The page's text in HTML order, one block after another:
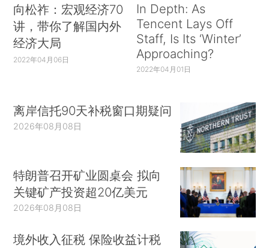
向松祚：宏观经济70
讲，带你了解国内外
经济大局
2022年04月06日
In Depth: As
Tencent Lays Off
Staff, Is Its ‘Winter’
Approaching?
2022年04月01日
离岸信托90天补税窗口期疑问
2026年08月08日
特朗普召开矿业圆桌会 拟向
关键矿产投资超20亿美元
2026年08月08日
境外收入征税 保险收益计税